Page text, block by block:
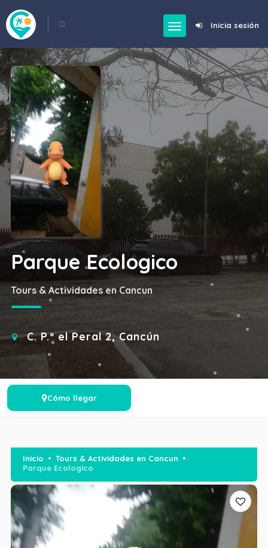
Inicia sesión
Parque Ecologico
Tours & Actividades en Cancun
C. P.º el Peral 2, Cancún
Cómo llegar
Inicio
Tours & Actividades en Cancun
Parque Ecologico